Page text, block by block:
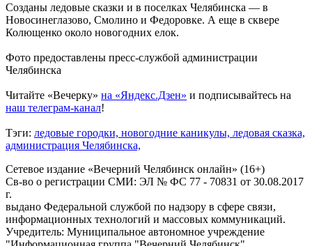
Созданы ледовые сказки и в поселках Челябинска — в
Новосинеглазово, Смолино и Федоровке. А еще в сквере
Колющенко около новогодних елок.
Фото предоставлены пресс-службой администрации
Челябинска
Читайте «Вечерку» на «Яндекс.Дзен» и подписывайтесь на
наш телеграм-канал!
Тэги: ледовые городки, новогодние каникулы, ледовая сказка,
администрация Челябинска,
Сетевое издание «Вечерний Челябинск онлайн» (16+)
Cв-во о регистрации СМИ: ЭЛ № ФС 77 - 70831 от 30.08.2017
г.
выдано Федеральной службой по надзору в сфере связи,
информационных технологий и массовых коммуникаций.
Учредитель: Муниципальное автономное учреждение